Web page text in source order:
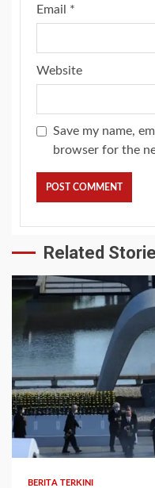
Email *
Website
Save my name,
browser for the
Related
BERITA TERKINI